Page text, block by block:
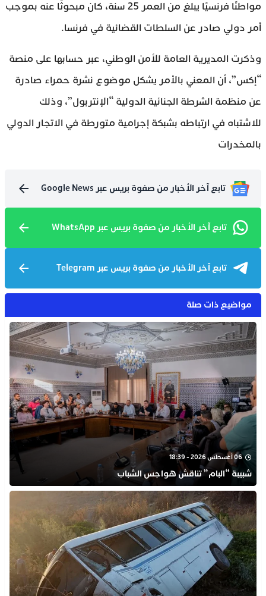
مواطنًا فرنسيًا يبلغ من العمر 25 سنة، كان مبحوثًا عنه بموجب
أمر دولي صادر عن السلطات القضائية في فرنسا.
وذكرت المديرية العامة للأمن الوطني، عبر حسابها على منصة
“إكس”، أن المعني بالأمر يشكل موضوع نشرة حمراء صادرة
عن منظمة الشرطة الجنائية الدولية “الإنتربول”، وذلك
للاشتباه في ارتباطه بشبكة إجرامية متورطة في الاتجار الدولي
بالمخدرات
تابع آخر الأخبار من صفوة بريس عبر Google News
تابع آخر الأخبار من صفوة بريس عبر WhatsApp
تابع آخر الأخبار من صفوة بريس عبر Telegram
مواضيع ذات صلة
06 أغسطس 2026 - 18:39
شبيبة “البام” تناقش هواجس الشباب